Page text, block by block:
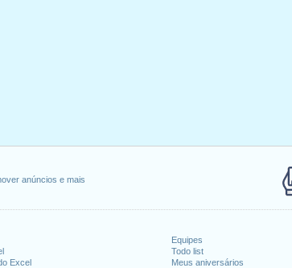
anúncios e mais
Excel
Equipes
Todo list
Meus aniversários